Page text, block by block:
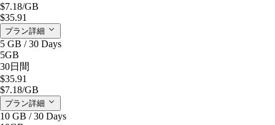
$7.18/GB
$35.91
プラン詳細
5 GB / 30 Days
5GB
30日間
$35.91
$7.18/GB
プラン詳細
10 GB / 30 Days